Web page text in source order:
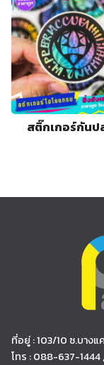
สติ๊กเกอร์กันป
ที่อยู่ : 103/10 ซ.บางแ
โทร : 088-637-